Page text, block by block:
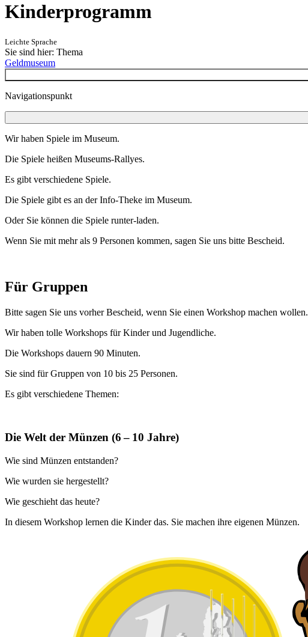
Kinderprogramm
Leichte Sprache
Sie sind hier: Thema
Geldmuseum
Navigationspunkt
Wir haben Spiele im Museum.
Die Spiele heißen Museums-Rallyes.
Es gibt verschiedene Spiele.
Die Spiele gibt es an der Info-Theke im Museum.
Oder Sie können die Spiele runter-laden.
Wenn Sie mit mehr als 9 Personen kommen, sagen Sie uns bitte Bescheid.
Für Gruppen
Bitte sagen Sie uns vorher Bescheid, wenn Sie einen Workshop machen wollen.
Wir haben tolle Workshops für Kinder und Jugendliche.
Die Workshops dauern 90 Minuten.
Sie sind für Gruppen von 10 bis 25 Personen.
Es gibt verschiedene Themen:
Die Welt der Münzen (6 – 10 Jahre)
Wie sind Münzen entstanden?
Wie wurden sie hergestellt?
Wie geschieht das heute?
In diesem Workshop lernen die Kinder das. Sie machen ihre eigenen Münzen.